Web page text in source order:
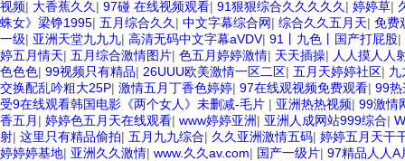
视频| 大香蕉久久 | 97碰 在线视频观看| 91狠狠综合久久久久久 | 婷婷草|
蛛女》梁铮1995| 五月综合久久 | 中文字幕综合网| 综合久久五月天| 免费
一级| 亚洲天堂九九九| 高清无码中文字幕aVDV| 91丨九色丨国产打屁股|
婷五月情天| 五月综合激情图片| 色五月婷婷激情| 天天插操| 人人摸人人
色色色| 99视频只有精品| 26UUU欧美激情一区二区| 五月天婷婷社区| 九
交换配乱吟粗大25P| 激情五月丁香色婷婷| 97在线观视频免费观看| 99热
受9在线观看韩国电影《两个女人》未删减-毛片 | 亚洲热热视频| 99激情
香五月 | 婷婷色五月天在线观看| www婷婷亚洲| 亚洲人成网站999综合|
射| 这里只有精品偷拍| 五月九九综合| 久久亚洲激情五码| 婷婷五月天干
婷婷婷基地| 亚洲久久激情| www.久久av.com| 国产一级片| 97精品人人A